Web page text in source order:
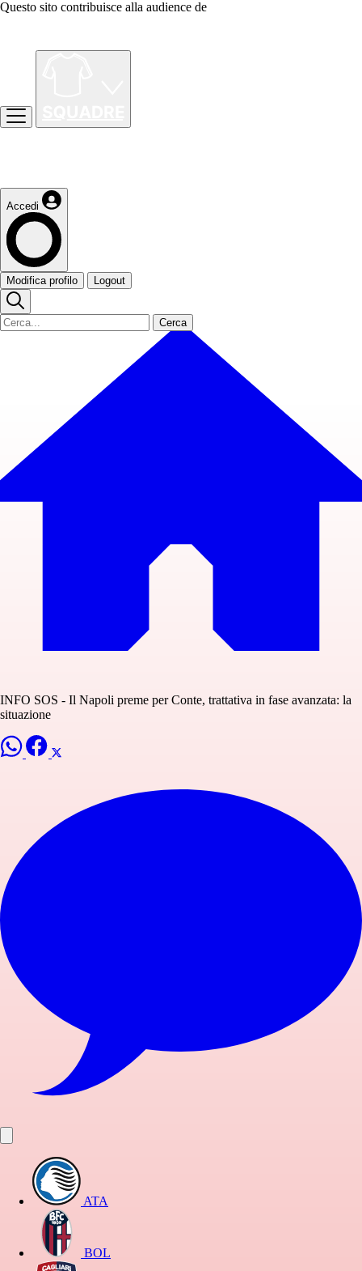
Questo sito contribuisce alla audience de
Accedi
Modifica profilo Logout
Cerca
INFO SOS - Il Napoli preme per Conte, trattativa in fase avanzata: la
situazione
ATA
BOL